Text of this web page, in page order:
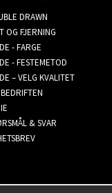
DRAWN
OG FJERNING
- FARGE
- FESTEMETOD
– VELG KVALITET
& SVAR